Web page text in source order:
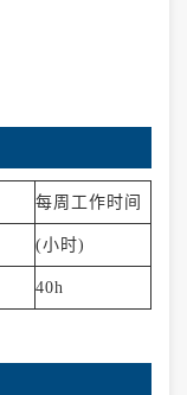
每周工作时间
(小时)
40h